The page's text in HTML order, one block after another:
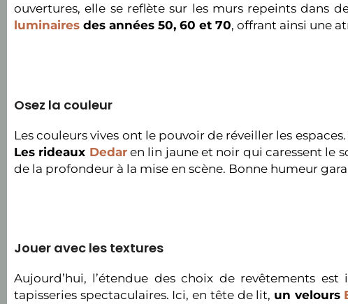
ouvertures, elle se reflète sur les murs repeints dans
luminaires des années 50, 60 et 70, offrant ainsi une
Osez la couleur
Les couleurs vives ont le pouvoir de réveiller les
Les rideaux Dedaren lin jaune et noir qui caressent le
de la profondeur à la mise en scène. Bonne humeur
Jouer avec les textures
Aujourd’hui, l’étendue des choix de revêtements
tapisseries spectaculaires. Ici, en tête de lit, un velours